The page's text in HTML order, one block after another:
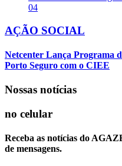
04
AÇÃO SOCIAL
Netcenter Lança Programa
Porto Seguro com o CIEE
Nossas notícias
no celular
Receba as notícias do
de mensagens.